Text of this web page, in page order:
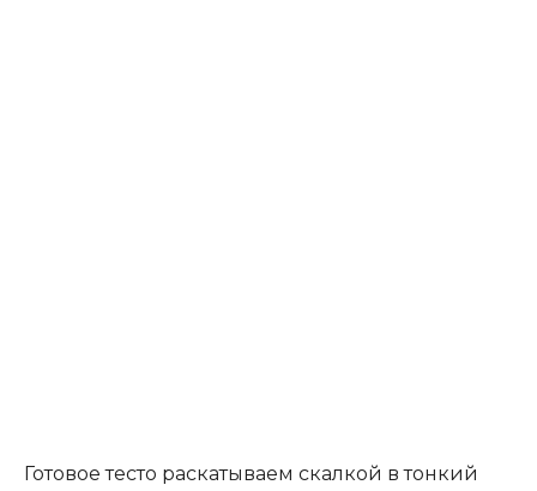
Готовое тесто раскатываем скалкой в тонкий